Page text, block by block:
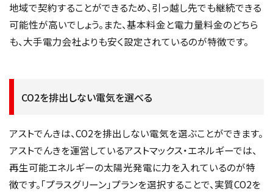
地域で契約することができるため、引っ越し先でも継続できる
可能性が高いでしょう。また、基本料金と電力量料金のどちら
も、大手電力会社よりも安く設定されているのが特徴です。
CO2を排出しない電気を選べる
アストでんきは、CO2を排出しない電気を選ぶことができます。
アストでんきを運営しているアストマックス・エネルギーでは、
再生可能エネルギーの太陽光発電に力を入れているのが特
徴です。「プラスグリーン」プランを選択することで、実質CO2を